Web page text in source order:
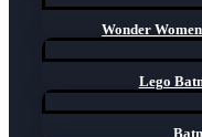
Wonder
Lego